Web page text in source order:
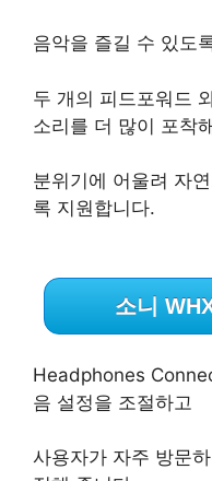
음악을 즐길 수 있도
두 개의 피드포워드
소리를 더 많이 포착
분위기에 어울려 자
록 지원합니다.
소니
Headphones
음 설정을 조절하고
사용자가 자주 방문